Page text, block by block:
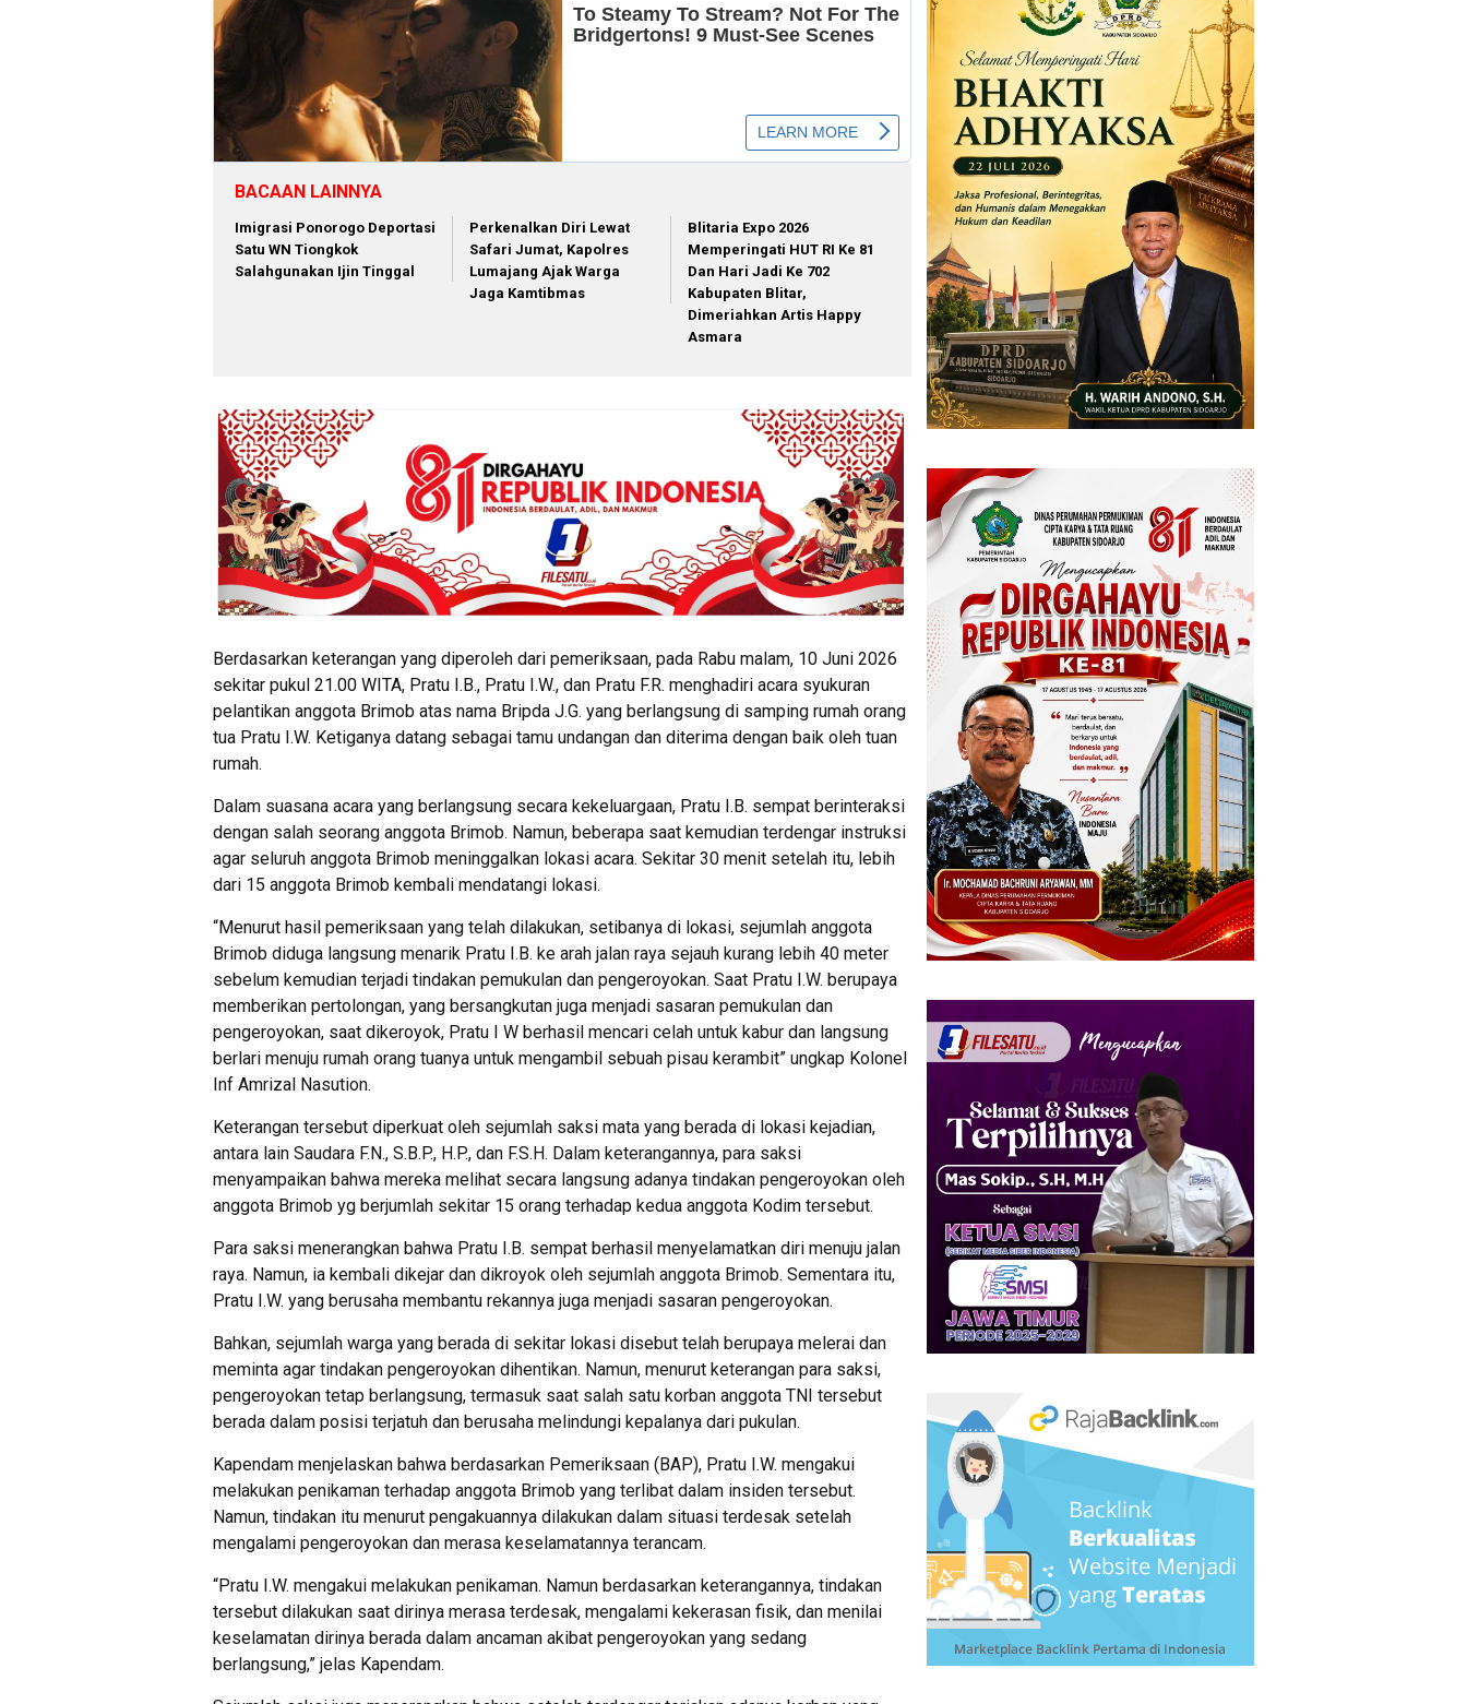
BACAAN LAINNYA
Imigrasi Ponorogo Deportasi
Satu WN Tiongkok
Salahgunakan Ijin Tinggal
Perkenalkan Diri Lewat
Safari Jumat, Kapolres
Lumajang Ajak Warga
Jaga Kamtibmas
Blitaria Expo 2026
Memperingati HUT RI Ke 81
Dan Hari Jadi Ke 702
Kabupaten Blitar,
Dimeriahkan Artis Happy
Asmara
Berdasarkan keterangan yang diperoleh dari pemeriksaan, pada Rabu malam, 10 Juni 2026
sekitar pukul 21.00 WITA, Pratu I.B., Pratu I.W., dan Pratu F.R. menghadiri acara syukuran
pelantikan anggota Brimob atas nama Bripda J.G. yang berlangsung di samping rumah orang
tua Pratu I.W. Ketiganya datang sebagai tamu undangan dan diterima dengan baik oleh tuan
rumah.
Dalam suasana acara yang berlangsung secara kekeluargaan, Pratu I.B. sempat berinteraksi
dengan salah seorang anggota Brimob. Namun, beberapa saat kemudian terdengar instruksi
agar seluruh anggota Brimob meninggalkan lokasi acara. Sekitar 30 menit setelah itu, lebih
dari 15 anggota Brimob kembali mendatangi lokasi.
“Menurut hasil pemeriksaan yang telah dilakukan, setibanya di lokasi, sejumlah anggota
Brimob diduga langsung menarik Pratu I.B. ke arah jalan raya sejauh kurang lebih 40 meter
sebelum kemudian terjadi tindakan pemukulan dan pengeroyokan. Saat Pratu I.W. berupaya
memberikan pertolongan, yang bersangkutan juga menjadi sasaran pemukulan dan
pengeroyokan, saat dikeroyok, Pratu I W berhasil mencari celah untuk kabur dan langsung
berlari menuju rumah orang tuanya untuk mengambil sebuah pisau kerambit” ungkap Kolonel
Inf Amrizal Nasution.
Keterangan tersebut diperkuat oleh sejumlah saksi mata yang berada di lokasi kejadian,
antara lain Saudara F.N., S.B.P., H.P., dan F.S.H. Dalam keterangannya, para saksi
menyampaikan bahwa mereka melihat secara langsung adanya tindakan pengeroyokan oleh
anggota Brimob yg berjumlah sekitar 15 orang terhadap kedua anggota Kodim tersebut.
Para saksi menerangkan bahwa Pratu I.B. sempat berhasil menyelamatkan diri menuju jalan
raya. Namun, ia kembali dikejar dan dikroyok oleh sejumlah anggota Brimob. Sementara itu,
Pratu I.W. yang berusaha membantu rekannya juga menjadi sasaran pengeroyokan.
Bahkan, sejumlah warga yang berada di sekitar lokasi disebut telah berupaya melerai dan
meminta agar tindakan pengeroyokan dihentikan. Namun, menurut keterangan para saksi,
pengeroyokan tetap berlangsung, termasuk saat salah satu korban anggota TNI tersebut
berada dalam posisi terjatuh dan berusaha melindungi kepalanya dari pukulan.
Kapendam menjelaskan bahwa berdasarkan Pemeriksaan (BAP), Pratu I.W. mengakui
melakukan penikaman terhadap anggota Brimob yang terlibat dalam insiden tersebut.
Namun, tindakan itu menurut pengakuannya dilakukan dalam situasi terdesak setelah
mengalami pengeroyokan dan merasa keselamatannya terancam.
“Pratu I.W. mengakui melakukan penikaman. Namun berdasarkan keterangannya, tindakan
tersebut dilakukan saat dirinya merasa terdesak, mengalami kekerasan fisik, dan menilai
keselamatan dirinya berada dalam ancaman akibat pengeroyokan yang sedang
berlangsung,” jelas Kapendam.